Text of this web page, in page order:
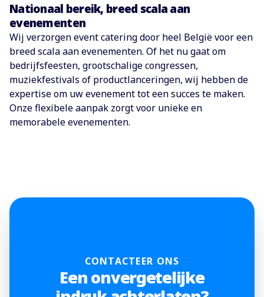
Nationaal bereik, breed scala aan
evenementen
Wij verzorgen event catering door heel België voor een
breed scala aan evenementen. Of het nu gaat om
bedrijfsfeesten, grootschalige congressen,
muziekfestivals of productlanceringen, wij hebben de
expertise om uw evenement tot een succes te maken.
Onze flexibele aanpak zorgt voor unieke en
memorabele evenementen.
CONTACTEER ONS
Een onvergetelijke